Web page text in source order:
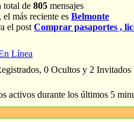
total de 805 mensajes
más reciente es Belmonte
el post Comprar pasaportes ,
Línea
0 Ocultos y 2
activos durante los últimos 5